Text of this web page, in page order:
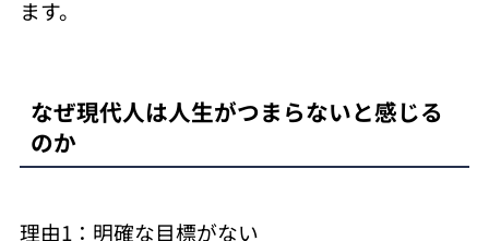
ます。
なぜ現代人は人生がつまらないと感じる
のか
理由1：明確な目標がない